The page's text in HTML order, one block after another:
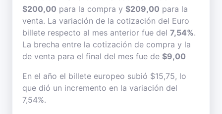
$200,00 para la compra y $209,00 para la
venta. La variación de la cotización del Euro
billete respecto al mes anterior fue del 7,54%.
La brecha entre la cotización de compra y la
de venta para el final del mes fue de $9,00
En el año el billete europeo subió $15,75, lo
que dió un incremento en la variación del
7,54%.